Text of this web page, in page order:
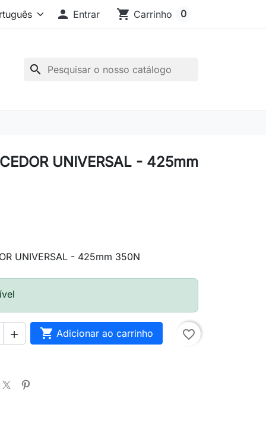
 Entrar shopping_cart Carrinho 0
search
UNIVERSAL - 425mm
UNIVERSAL - 425mm 350N
  Adicionar ao carrinho favorite_border